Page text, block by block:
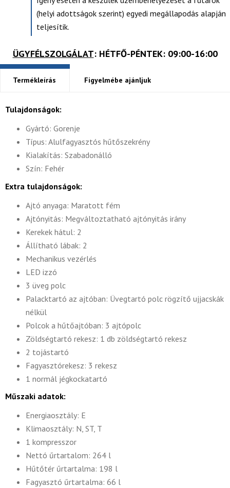
(helyi adottságok szerint) egyedi megállapodás alapján
teljesítik.
ÜGYFÉLSZOLGÁLAT: HÉTFŐ-PÉNTEK: 09:00-16:00
Termékleírás Figyelmébe ajánljuk
Tulajdonságok:
Gyártó: Gorenje
Típus: Alulfagyasztós hűtőszekrény
Kialakítás: Szabadonálló
Szín: Fehér
Extra tulajdonságok:
Ajtó anyaga: Maratott fém
Ajtónyitás: Megváltoztatható ajtónyitás irány
Kerekek hátul: 2
Állítható lábak: 2
Mechanikus vezérlés
LED izzó
3 üveg polc
Palacktartó az ajtóban: Üvegtartó polc rögzítő ujjacskák
nélkül
Polcok a hűtőajtóban: 3 ajtópolc
Zöldségtartó rekesz: 1 db zöldségtartó rekesz
2 tojástartó
Fagyasztórekesz: 3 rekesz
1 normál jégkockatartó
Műszaki adatok:
Energiaosztály: E
Klimaosztály: N, ST, T
1 kompresszor
Nettó űrtartalom: 264 l
Hűtőtér űrtartalma: 198 l
Fagyasztó űrtartalma: 66 l